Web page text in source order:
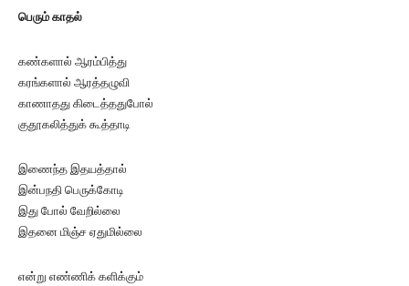
பெரும் காதல்
கண்களால் ஆரம்பித்து
கரங்களால் ஆரத்தழுவி
காணாதது கிடைத்ததுபோல்
குதூகலித்துக் கூத்தாடி
இணைந்த இதயத்தால்
இன்பநதி பெருக்கோடி
இது போல் வேறில்லை
இதனை மிஞ்ச ஏதுமில்லை
என்று எண்ணிக் களிக்கும்